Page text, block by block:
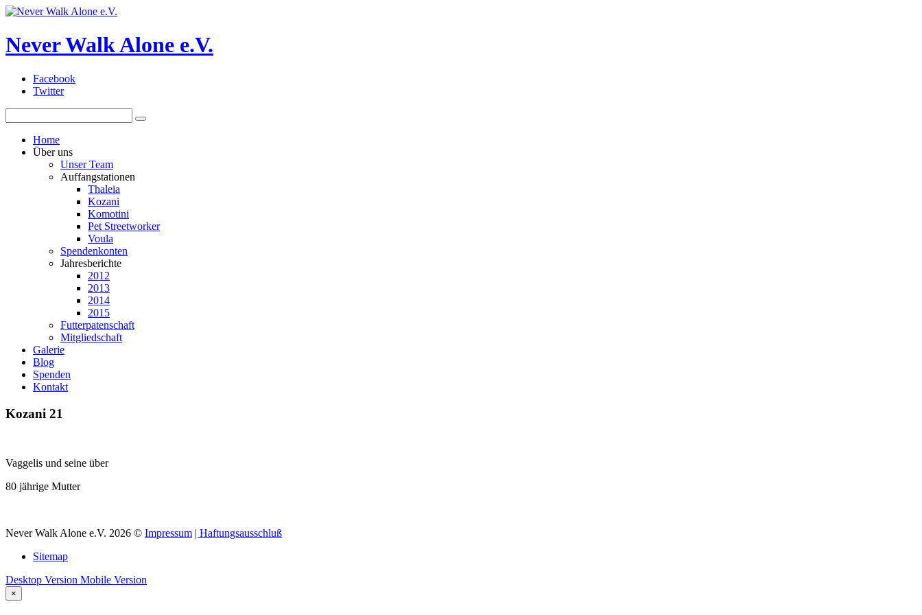
Never Walk Alone e.V.
Facebook
Twitter
Home
Über uns
Unser Team
Auffangstationen
Thaleia
Kozani
Komotini
Pet Streetworker
Voula
Spendenkonten
Jahresberichte
2012
2013
2014
2015
Futterpatenschaft
Mitgliedschaft
Galerie
Blog
Spenden
Kontakt
Kozani 21
Vaggelis und seine über
80 jährige Mutter
Never Walk Alone e.V. 2026 © Impressum | Haftungsausschluß
Sitemap
Desktop Version Mobile Version
×